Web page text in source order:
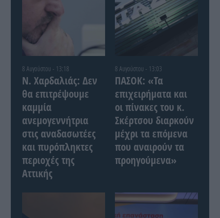
8 Αυγούστου - 13:18
Ν. Χαρδαλιάς: Δεν
θα επιτρέψουμε
καμμία
ανεμογεννήτρια
στις αναδασωτέες
και πυρόπληκτες
περιοχές της
Αττικής
8 Αυγούστου - 13:03
ΠΑΣΟΚ: «Τα
επιχειρήματα και
οι πίνακες του κ.
Σκέρτσου διαρκούν
μέχρι τα επόμενα
που αναιρούν τα
προηγούμενα»